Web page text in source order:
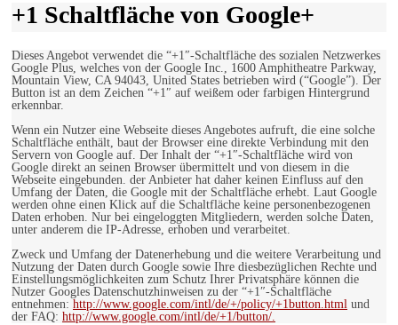
+1 Schaltfläche von Google+
Dieses Angebot verwendet die “+1″-Schaltfläche des sozialen Netzwerkes
Google Plus, welches von der Google Inc., 1600 Amphitheatre Parkway,
Mountain View, CA 94043, United States betrieben wird (“Google”). Der
Button ist an dem Zeichen “+1″ auf weißem oder farbigen Hintergrund
erkennbar.
Wenn ein Nutzer eine Webseite dieses Angebotes aufruft, die eine solche
Schaltfläche enthält, baut der Browser eine direkte Verbindung mit den
Servern von Google auf. Der Inhalt der “+1″-Schaltfläche wird von
Google direkt an seinen Browser übermittelt und von diesem in die
Webseite eingebunden. der Anbieter hat daher keinen Einfluss auf den
Umfang der Daten, die Google mit der Schaltfläche erhebt. Laut Google
werden ohne einen Klick auf die Schaltfläche keine personenbezogenen
Daten erhoben. Nur bei eingeloggten Mitgliedern, werden solche Daten,
unter anderem die IP-Adresse, erhoben und verarbeitet.
Zweck und Umfang der Datenerhebung und die weitere Verarbeitung und
Nutzung der Daten durch Google sowie Ihre diesbezüglichen Rechte und
Einstellungsmöglichkeiten zum Schutz Ihrer Privatsphäre können die
Nutzer Googles Datenschutzhinweisen zu der “+1″-Schaltfläche
entnehmen: http://www.google.com/intl/de/+/policy/+1button.html und
der FAQ: http://www.google.com/intl/de/+1/button/.